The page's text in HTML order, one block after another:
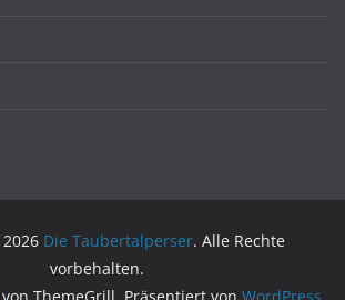
Die Taubertalperser. Alle Rechte
vorbehalten.